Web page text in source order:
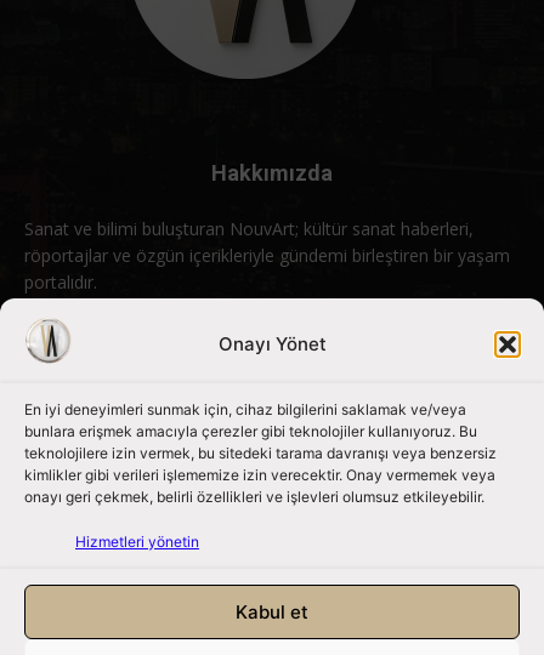
Onayı Yönet
En iyi deneyimleri sunmak için, cihaz bilgilerini saklamak ve/veya
bunlara erişmek amacıyla çerezler gibi teknolojiler kullanıyoruz. Bu
teknolojilere izin vermek, bu sitedeki tarama davranışı veya benzersiz
kimlikler gibi verileri işlememize izin verecektir. Onay vermemek veya
onayı geri çekmek, belirli özellikleri ve işlevleri olumsuz etkileyebilir.
Hizmetleri yönetin
Kabul et
Hakkımızda
Sanat ve bilimi buluşturan NouvArt; kültür sanat haberleri,
röportajlar ve özgün içerikleriyle gündemi birleştiren bir yaşam
portalıdır.
Bizimle iletişime geçin: info@nouvart.net
Bizi Takip Edin